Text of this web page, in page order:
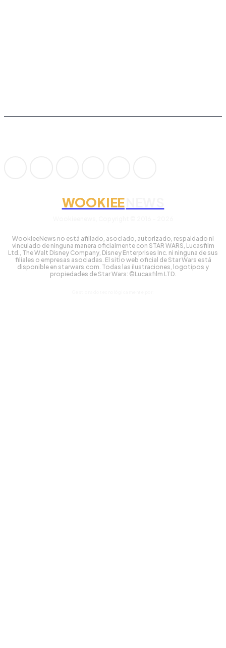
WOOKIEE
WookieeNews no está afiliado, asociado, autorizado, respaldado ni
vinculado de ninguna manera oficialmente con STAR WARS, Lucasfilm
Ltd., The Walt Disney Company, Disney Enterprises Inc. ni ninguna de sus
filiales o empresas asociadas. El sitio web oficial de Star Wars está
disponible en starwars.com. Todas las ilustraciones, logotipos y
propiedades de Star Wars: ©Lucasfilm LTD.